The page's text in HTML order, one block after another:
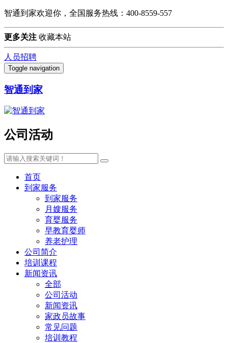
智通到家欢迎你，全国服务热线：400-8559-557
更多关注 收藏本站
人员招聘
Toggle navigation
智通到家
公司活动
首页
到家服务
到家服务
月嫂服务
育婴服务
早教育婴师
养老护理
公司简介
培训课程
新闻资讯
全部
公司活动
新闻资讯
家政员故事
常见问题
培训教程